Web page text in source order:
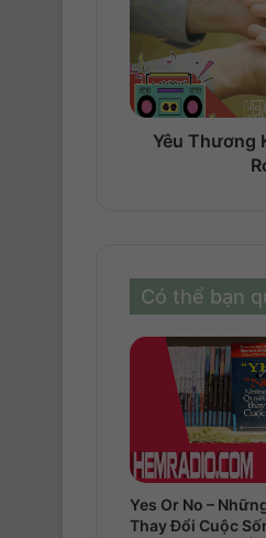
Yêu Thương
Có thể bạn
Yes Or No –
Thay Đổi Cuộc